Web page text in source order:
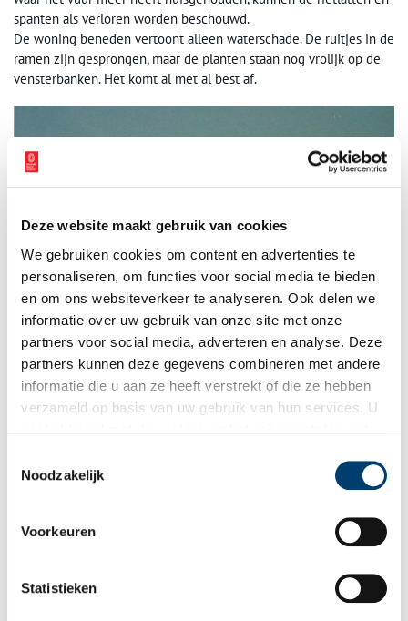
Deze website maakt gebruik van cookies
We gebruiken cookies om content en advertenties te
personaliseren, om functies voor social media te bieden
en om ons websiteverkeer te analyseren. Ook delen we
informatie over uw gebruik van onze site met onze
partners voor social media, adverteren en analyse. Deze
partners kunnen deze gegevens combineren met andere
informatie die u aan ze heeft verstrekt of die ze hebben
verzameld op basis van uw gebruik van hun services. U
Noodzakelijk
Voorkeuren
Statistieken
spanten als verloren worden beschouwd.
De woning beneden vertoont alleen waterschade. De ruitjes in de
ramen zijn gesprongen, maar de planten staan nog vrolijk op de
vensterbanken. Het komt al met al best af.